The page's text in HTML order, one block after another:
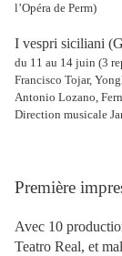
l’Opéra de Perm)
I vespri siciliani
du 11 au 14 juin (3
Francisco Tojar,
Antonio Lozano,
Direction musicale
Première
Avec 10
Teatro Real, et